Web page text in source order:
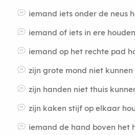
iemand iets onder de neus
iemand of iets in ere houden
iemand op het rechte pad
zijn grote mond niet kunnen
zijn handen niet thuis
zijn kaken stijf op elkaar
iemand de hand boven het